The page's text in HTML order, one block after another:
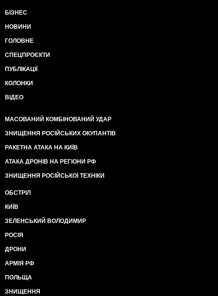
БІЗНЕС
НОВИНИ
ГОЛОВНЕ
СПЕЦПРОЄКТИ
ПУБЛІКАЦІЇ
КОЛОНКИ
ВІДЕО
МАСОВАНИЙ КОМБІНОВАНИЙ УДАР
ЗНИЩЕННЯ РОСІЙСЬКИХ ОКУПАНТІВ
РАКЕТНА АТАКА НА КИЇВ
АТАКА ДРОНІВ НА РЕГІОНИ РФ
ЗНИЩЕННЯ РОСІЙСЬКОЇ ТЕХНІКИ
ОБСТРІЛ
КИЇВ
ЗЕЛЕНСЬКИЙ ВОЛОДИМИР
РОСІЯ
ДРОНИ
АРМІЯ РФ
ПОЛЬЩА
ЗНИЩЕННЯ